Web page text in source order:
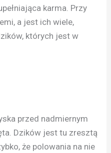
karma. Przy
a jest ich wiele,
których jest w
przed nadmiernym
Dzików jest tu zresztą
że polowania na nie